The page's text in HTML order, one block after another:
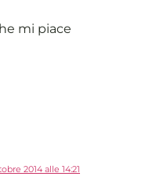
mi piace
2014 alle 14:21